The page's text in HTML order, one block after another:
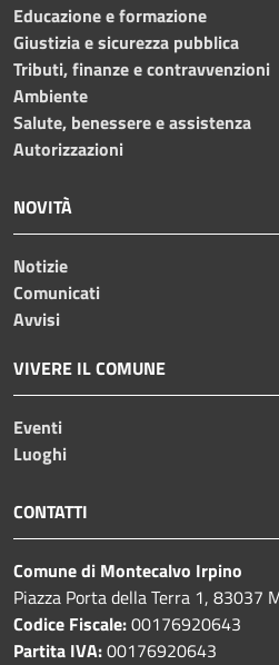
Educazione e formazione
Giustizia e sicurezza pubblica
Tributi, finanze e contravvenzioni
Ambiente
Salute, benessere e assistenza
Autorizzazioni
NOVITÀ
Notizie
Comunicati
Avvisi
VIVERE IL COMUNE
Eventi
Luoghi
CONTATTI
Comune di Montecalvo Irpino
Piazza Porta della Terra 1, 83037
Codice Fiscale:00176920643
Partita IVA:00176920643